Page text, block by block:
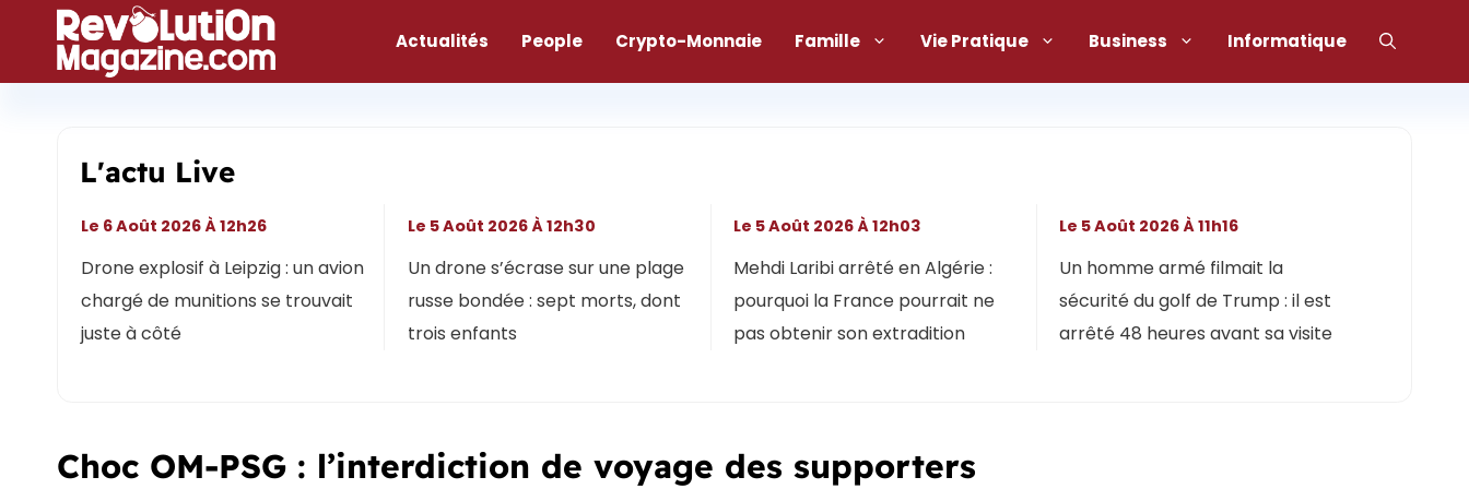
contenu
Actualités People Crypto-Monnaie Famille Vie Pratique Business Informatique
L'actu Live
Drone explosif à Leipzig : un avion
chargé de munitions se trouvait
juste à côté
Le 6 Août 2026 À 12h26
Un drone s’écrase sur une plage
russe bondée : sept morts, dont
trois enfants
Le 5 Août 2026 À 12h30
Mehdi Laribi arrêté en Algérie :
pourquoi la France pourrait ne
pas obtenir son extradition
Le 5 Août 2026 À 12h03
Un homme armé filmait la
sécurité du golf de Trump : il est
arrêté 48 heures avant sa visite
Le 5 Août 2026 À 11h16
Choc OM-PSG : l’interdiction de voyage des supporters